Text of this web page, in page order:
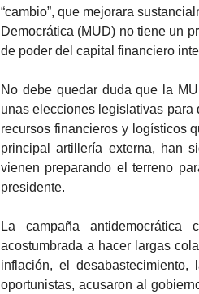
“cambio”, que mejorara
Democrática (MUD) no tiene un
de poder del capital financiero
No debe quedar duda que la
unas elecciones legislativas para
recursos financieros y logísticos
principal artillería externa, han
vienen preparando el terreno
presidente.
La campaña
acostumbrada a hacer largas
inflación, el
oportunistas, acusaron al